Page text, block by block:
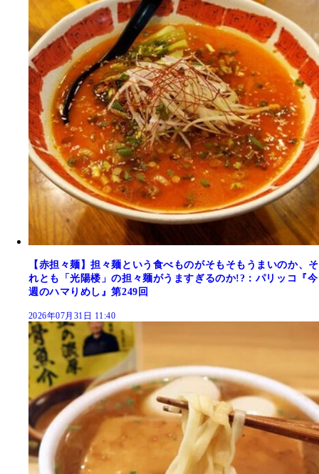
【赤担々麺】担々麺という食べものがそもそもうまいのか、そ
れとも「光陽楼」の担々麺がうますぎるのか!?：パリッコ『今
週のハマりめし』第249回
2026年07月31日 11:40